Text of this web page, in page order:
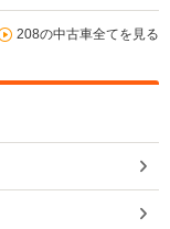
208の中古車全てを見る